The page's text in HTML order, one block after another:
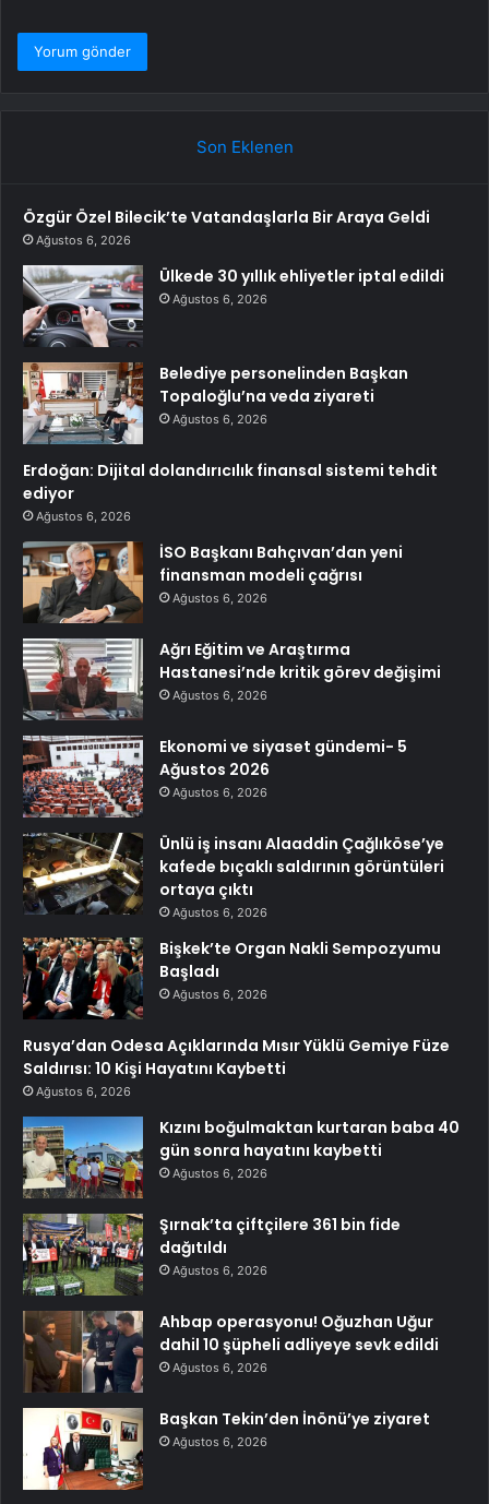
Son Eklenen
Özgür Özel Bilecik’te Vatandaşlarla Bir Araya Geldi
Ağustos 6, 2026
Ülkede 30 yıllık ehliyetler iptal edildi
Ağustos 6, 2026
Belediye personelinden Başkan
Topaloğlu’na veda ziyareti
Ağustos 6, 2026
Erdoğan: Dijital dolandırıcılık finansal sistemi tehdit
ediyor
Ağustos 6, 2026
İSO Başkanı Bahçıvan’dan yeni
finansman modeli çağrısı
Ağustos 6, 2026
Ağrı Eğitim ve Araştırma
Hastanesi’nde kritik görev değişimi
Ağustos 6, 2026
Ekonomi ve siyaset gündemi- 5
Ağustos 2026
Ağustos 6, 2026
Ünlü iş insanı Alaaddin Çağlıköse’ye
kafede bıçaklı saldırının görüntüleri
ortaya çıktı
Ağustos 6, 2026
Bişkek’te Organ Nakli Sempozyumu
Başladı
Ağustos 6, 2026
Rusya’dan Odesa Açıklarında Mısır Yüklü Gemiye Füze
Saldırısı: 10 Kişi Hayatını Kaybetti
Ağustos 6, 2026
Kızını boğulmaktan kurtaran baba 40
gün sonra hayatını kaybetti
Ağustos 6, 2026
Şırnak’ta çiftçilere 361 bin fide
dağıtıldı
Ağustos 6, 2026
Ahbap operasyonu! Oğuzhan Uğur
dahil 10 şüpheli adliyeye sevk edildi
Ağustos 6, 2026
Başkan Tekin’den İnönü’ye ziyaret
Ağustos 6, 2026